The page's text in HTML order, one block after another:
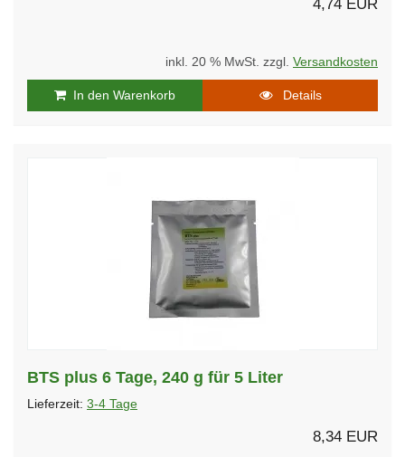
4,74 EUR
inkl. 20 % MwSt. zzgl. Versandkosten
In den Warenkorb Details
BTS plus 6 Tage, 240 g für 5 Liter
Lieferzeit: 3-4 Tage
8,34 EUR